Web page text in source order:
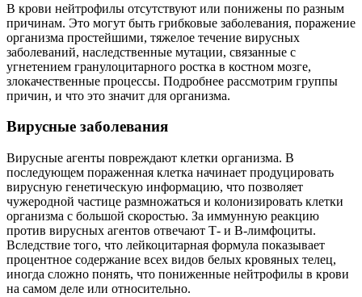
В крови нейтрофилы отсутствуют или понижены по разным
причинам. Это могут быть грибковые заболевания, поражение
организма простейшими, тяжелое течение вирусных
заболеваний, наследственные мутации, связанные с
угнетением гранулоцитарного ростка в костном мозге,
злокачественные процессы. Подробнее рассмотрим группы
причин, и что это значит для организма.
Вирусные заболевания
Вирусные агенты повреждают клетки организма. В
последующем пораженная клетка начинает продуцировать
вирусную генетическую информацию, что позволяет
чужеродной частице размножаться и колонизировать клетки
организма с большой скоростью. За иммунную реакцию
против вирусных агентов отвечают Т- и В-лимфоциты.
Вследствие того, что лейкоцитарная формула показывает
процентное содержание всех видов белых кровяных телец,
иногда сложно понять, что пониженные нейтрофилы в крови
на самом деле или относительно.